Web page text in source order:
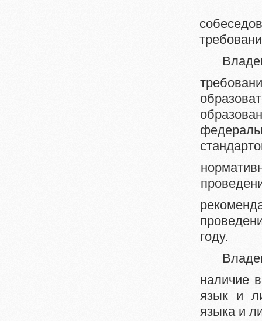
году.
наличие
язык и
языка и